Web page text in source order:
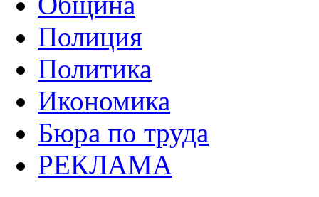
Полиция
Политика
Икономика
Бюра по труда
РЕКЛАМА